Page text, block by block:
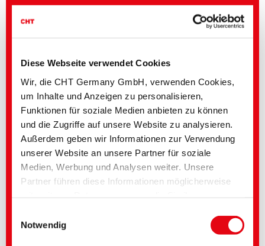
Diese Webseite verwendet Cookies
Wir, die CHT Germany GmbH, verwenden Cookies,
um Inhalte und Anzeigen zu personalisieren,
Funktionen für soziale Medien anbieten zu können
und die Zugriffe auf unsere Website zu analysieren.
Außerdem geben wir Informationen zur Verwendung
unserer Website an unsere Partner für soziale
Medien, Werbung und Analysen weiter. Unsere
Partner führen diese Informationen möglicherweise
Nutzung der Dienste gesammelt wurden. Sie geben
Einwilligung zu unseren Cookies, wenn Sie unsere
Notwendig
Mobiltech
Medtech
Matratzenschutz und OP-Textilien, Hygieneartikel
Protech
Flammhemmende, chemikalienresistente und wetterfeste
Ausrüstungen und Beschichtungen für Schutzbekleidungen
Hometech / Interior